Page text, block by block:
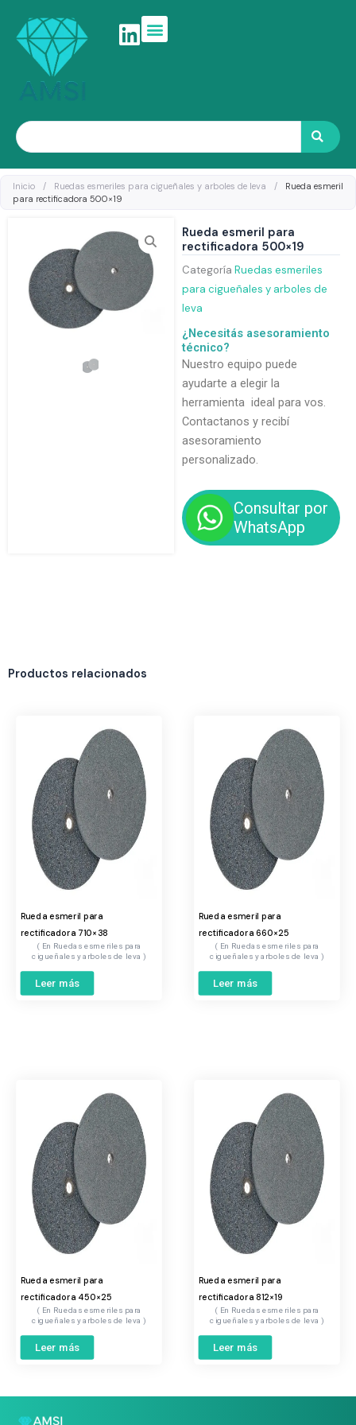
contenido
Search
Inicio / Ruedas esmeriles para cigueñales y arboles de leva /
Rueda esmeril
para rectificadora 500×19
Rueda esmeril para
rectificadora 500×19
Categoría Ruedas esmeriles
para cigueñales y arboles de
leva
¿Necesitás asesoramiento
técnico?
Nuestro equipo puede
ayudarte a elegir la
herramienta ideal para vos.
Contactanos y recibí
asesoramiento
personalizado.
Consultar por
WhatsApp
Productos relacionados
Rueda esmeril para
rectificadora 710×38
Ruedas esmeriles para
cigueñales y arboles de leva
Leer más
Rueda esmeril para
rectificadora 660×25
Ruedas esmeriles para
cigueñales y arboles de leva
Leer más
Rueda esmeril para
rectificadora 450×25
Ruedas esmeriles para
cigueñales y arboles de leva
Leer más
Rueda esmeril para
rectificadora 812×19
Ruedas esmeriles para
cigueñales y arboles de leva
Leer más